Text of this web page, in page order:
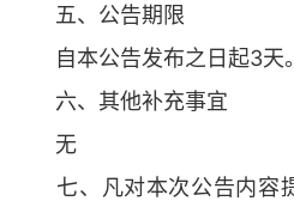
五、公告期限
自本公告发布之日起3天。
六、其他补充事宜
无
七、凡对本次公告内容